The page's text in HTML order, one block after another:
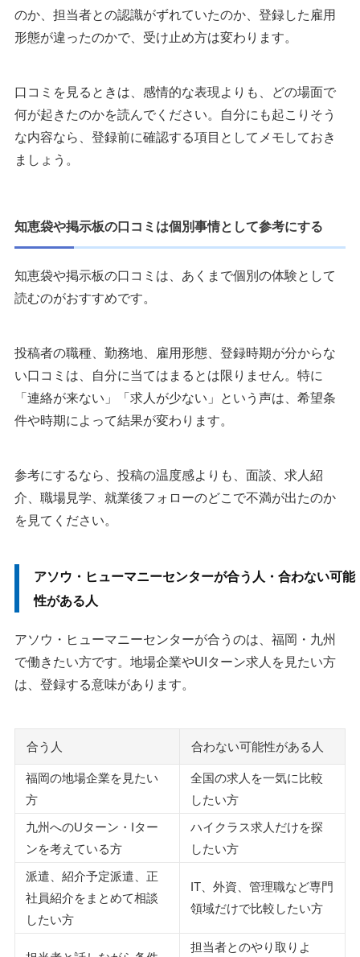
のか、担当者との認識がずれていたのか、登録した雇用
形態が違ったのかで、受け止め方は変わります。
口コミを見るときは、感情的な表現よりも、どの場面で
何が起きたのかを読んでください。自分にも起こりそう
な内容なら、登録前に確認する項目としてメモしておき
ましょう。
知恵袋や掲示板の口コミは個別事情として参考にする
知恵袋や掲示板の口コミは、あくまで個別の体験として
読むのがおすすめです。
投稿者の職種、勤務地、雇用形態、登録時期が分からな
い口コミは、自分に当てはまるとは限りません。特に
「連絡が来ない」「求人が少ない」という声は、希望条
件や時期によって結果が変わります。
参考にするなら、投稿の温度感よりも、面談、求人紹
介、職場見学、就業後フォローのどこで不満が出たのか
を見てください。
アソウ・ヒューマニーセンターが合う人・合わない可能
性がある人
アソウ・ヒューマニーセンターが合うのは、福岡・九州
で働きたい方です。地場企業やUIターン求人を見たい方
は、登録する意味があります。
合う人 合わない可能性がある人
福岡の地場企業を見たい
方
全国の求人を一気に比較
したい方
九州へのUターン・Iター
ンを考えている方
ハイクラス求人だけを探
したい方
派遣、紹介予定派遣、正
社員紹介をまとめて相談
したい方
IT、外資、管理職など専門
領域だけで比較したい方
担当者とのやり取りよ